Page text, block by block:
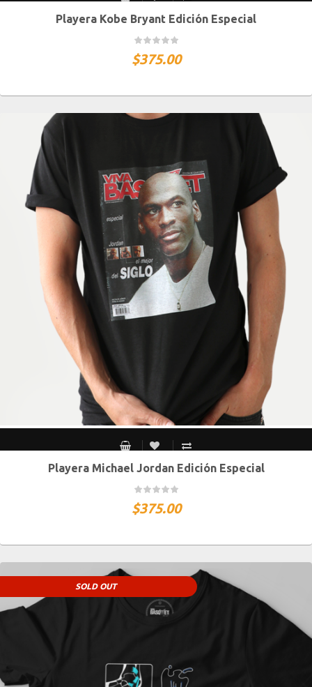
CH M G XG XXG
Playera Kobe Bryant Edición Especial
$375.00
CH M G XG XXG
Playera Michael Jordan Edición Especial
$375.00
SOLD OUT